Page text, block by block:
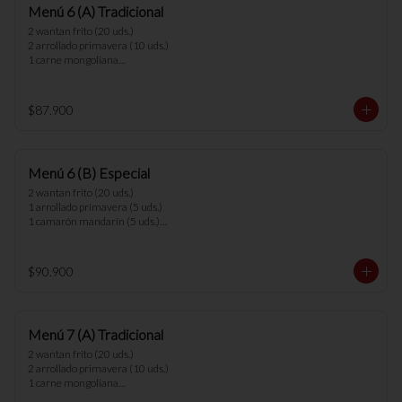
menús.
Menú 6 (A) Tradicional
2 wantan frito (20 uds.)
2 arrollado primavera (10 uds.)
1 carne mongoliana
1 arrollado de marisco
1 cerdo cantones
*nota: no se pueden hacer cambios en los
menús.
$87.900
Menú 6 (B) Especial
2 wantan frito (20 uds.)
1 arrollado primavera (5 uds.)
1 camarón mandarín (5 uds.)
1 chapsui vegetariano
1 arrollado de marisco
menús.
$90.900
Menú 7 (A) Tradicional
2 wantan frito (20 uds.)
2 arrollado primavera (10 uds.)
1 carne mongoliana